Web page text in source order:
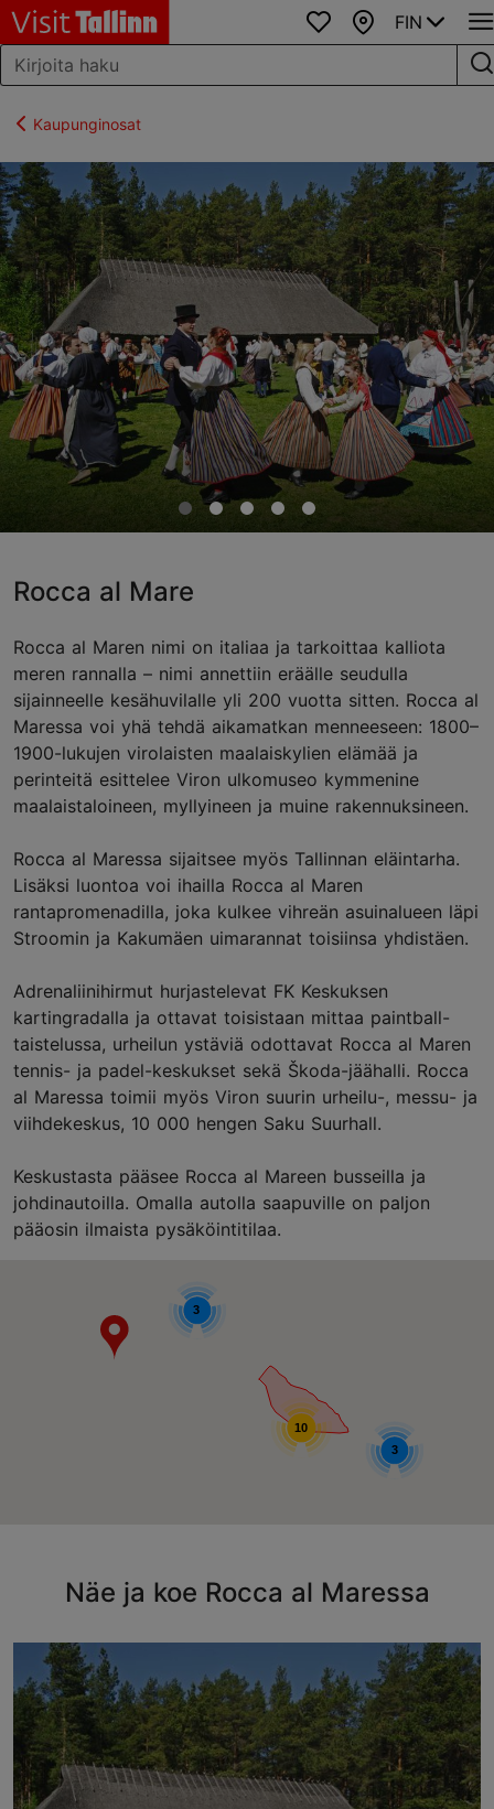
SuosikitKartta
FIN
Kaupunginosat
Rocca al Mare
Rocca al Maren nimi on italiaa ja tarkoittaa kalliota
meren rannalla – nimi annettiin eräälle seudulla
sijainneelle kesähuvilalle yli 200 vuotta sitten. Rocca al
Maressa voi yhä tehdä aikamatkan menneeseen: 1800–
1900-lukujen virolaisten maalaiskylien elämää ja
perinteitä esittelee Viron ulkomuseo kymmenine
maalaistaloineen, myllyineen ja muine rakennuksineen.
Rocca al Maressa sijaitsee myös Tallinnan eläintarha.
Lisäksi luontoa voi ihailla Rocca al Maren
rantapromenadilla, joka kulkee vihreän asuinalueen läpi
Stroomin ja Kakumäen uimarannat toisiinsa yhdistäen.
Adrenaliinihirmut hurjastelevat FK Keskuksen
kartingradalla ja ottavat toisistaan mittaa paintball-
taistelussa, urheilun ystäviä odottavat Rocca al Maren
tennis- ja padel-keskukset sekä Škoda-jäähalli. Rocca
al Maressa toimii myös Viron suurin urheilu-, messu- ja
viihdekeskus, 10 000 hengen Saku Suurhall.
Keskustasta pääsee Rocca al Mareen busseilla ja
johdinautoilla. Omalla autolla saapuville on paljon
pääosin ilmaista pysäköintitilaa.
10
3
3
Näe ja koe Rocca al Maressa